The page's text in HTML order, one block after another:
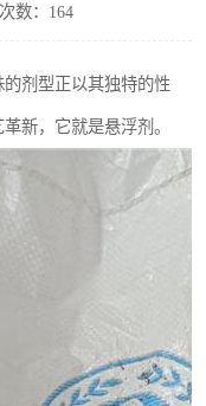
数：164
剂型正以其独特的性
新，它就是悬浮剂。
剂